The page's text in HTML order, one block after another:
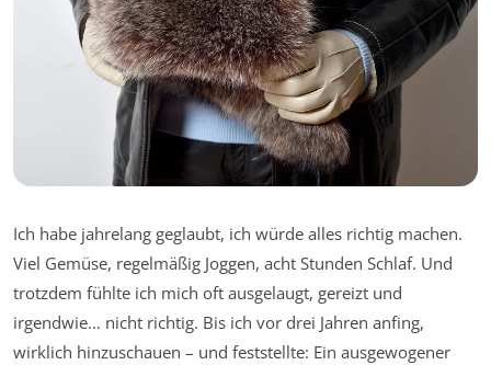
Ich habe jahrelang geglaubt, ich würde alles richtig machen.
Viel Gemüse, regelmäßig Joggen, acht Stunden Schlaf. Und
trotzdem fühlte ich mich oft ausgelaugt, gereizt und
irgendwie… nicht richtig. Bis ich vor drei Jahren anfing,
wirklich hinzuschauen – und feststellte: Ein ausgewogener